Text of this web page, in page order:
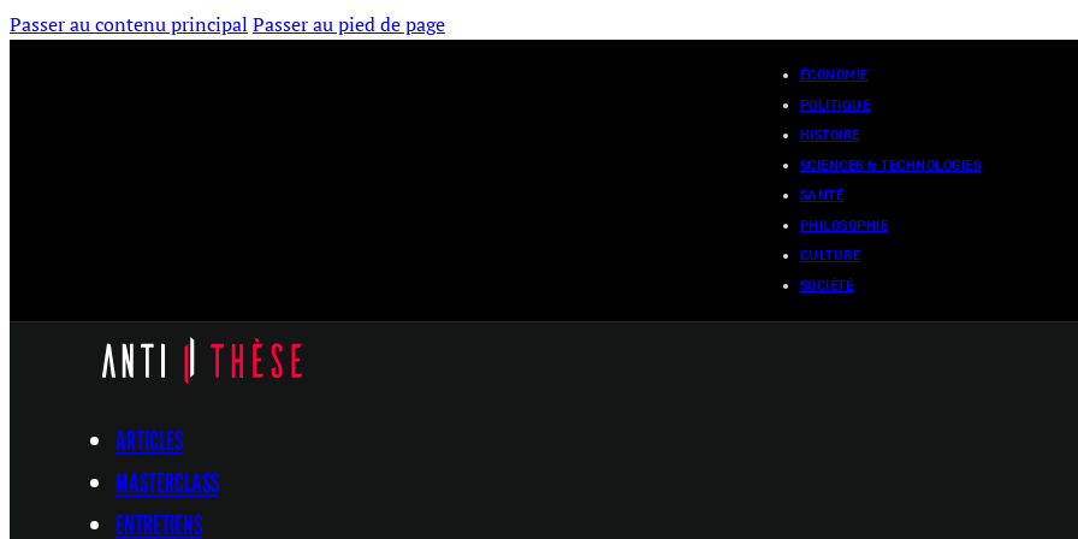
Passer au contenu principal Passer au pied de page
ÉCONOMIE
POLITIQUE
HISTOIRE
SCIENCES & TECHNOLOGIES
SANTÉ
PHILOSOPHIE
CULTURE
SOCIÉTÉ
ARTICLES
MASTERCLASS
ENTRETIENS